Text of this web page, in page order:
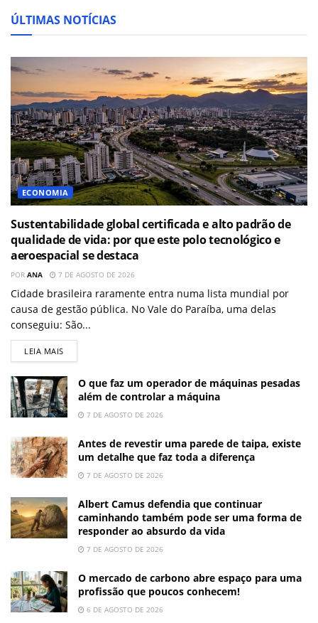
ÚLTIMAS NOTÍCIAS
ECONOMIA
Sustentabilidade global certificada e alto padrão de
qualidade de vida: por que este polo tecnológico e
aeroespacial se destaca
POR ANA 7 DE AGOSTO DE 2026
Cidade brasileira raramente entra numa lista mundial por
causa de gestão pública. No Vale do Paraíba, uma delas
conseguiu: São...
LEIA MAIS
O que faz um operador de máquinas pesadas
além de controlar a máquina
7 DE AGOSTO DE 2026
Antes de revestir uma parede de taipa, existe
um detalhe que faz toda a diferença
7 DE AGOSTO DE 2026
Albert Camus defendia que continuar
caminhando também pode ser uma forma de
responder ao absurdo da vida
7 DE AGOSTO DE 2026
O mercado de carbono abre espaço para uma
profissão que poucos conhecem!
6 DE AGOSTO DE 2026